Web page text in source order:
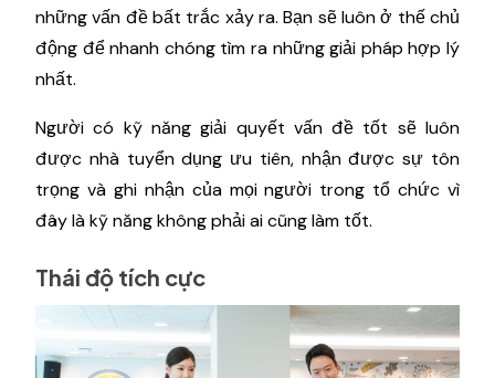
những vấn đề bất trắc xảy ra. Bạn sẽ luôn ở thế chủ
động để nhanh chóng tìm ra những giải pháp hợp lý
nhất.
Người có kỹ năng giải quyết vấn đề tốt sẽ luôn
được nhà tuyển dụng ưu tiên, nhận được sự tôn
trọng và ghi nhận của mọi người trong tổ chức vì
đây là kỹ năng không phải ai cũng làm tốt.
Thái độ tích cực